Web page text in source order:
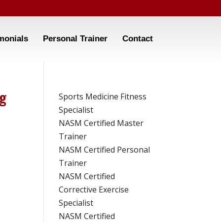
Personal Trainer Contact
Sports Medicine Fitness
Specialist
NASM Certified Master
Trainer
NASM Certified Personal
Trainer
NASM Certified
Corrective Exercise
Specialist
NASM Certified